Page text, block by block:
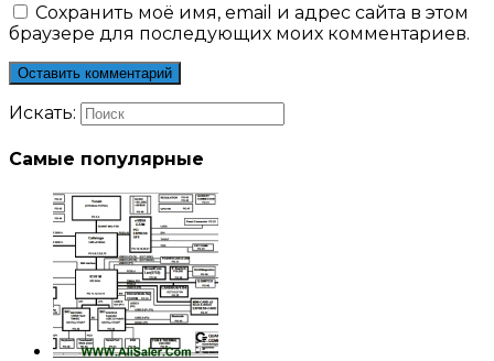
Сохранить моё имя, email и адрес сайта в этом
браузере для последующих моих комментариев.
Искать:
Самые популярные